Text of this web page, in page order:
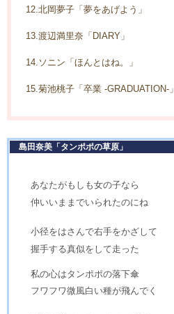
12.北岡夢子「夢をあげよう」
13.渡辺満里奈「DIARY」
14.ソニン「ほんとはね。」
15.菊池桃子「卒業 -GRADUATION-」
島田奈美「タンポポの草原」
あなたがもしも女の子なら
仲いいままでいられたのにね
小径をはさんで右手をかざして
握手する真似をして走った
私の心はタンポポの落下傘
フワフワ微風白い種が飛んでく